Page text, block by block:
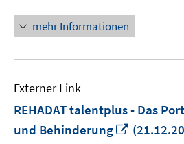
mehr Informationen
Externer Link
REHADAT talentplus - Das
und Behinderung
In